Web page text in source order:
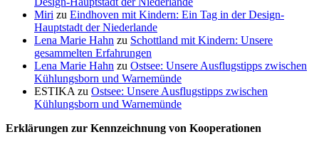
Miri zu Eindhoven mit Kindern: Ein Tag in der Design-
Hauptstadt der Niederlande
Lena Marie Hahn zu Schottland mit Kindern: Unsere
gesammelten Erfahrungen
Lena Marie Hahn zu Ostsee: Unsere Ausflugstipps zwischen
Kühlungsborn und Warnemünde
ESTIKA zu Ostsee: Unsere Ausflugstipps zwischen
Kühlungsborn und Warnemünde
Erklärungen zur Kennzeichnung von Kooperationen